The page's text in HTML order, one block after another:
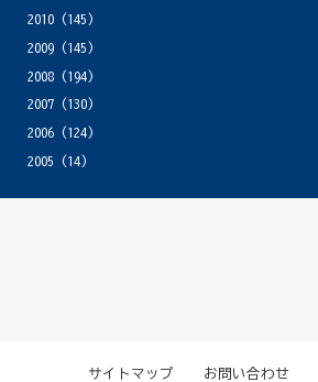
2010(145)
2009(145)
2008(194)
2007(130)
2006(124)
2005 (14)
サイトマップ お問い合わせ